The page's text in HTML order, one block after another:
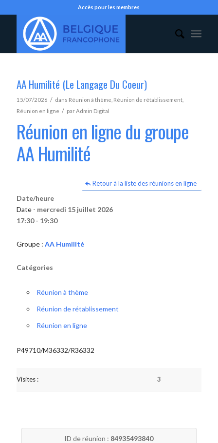
Accès pour les membres
AA Humilité (Le Langage Du Coeur)
15/07/2026 / dans Réunion à thème Réunion de rétablissement,
Réunion en ligne / parAdmin Digital
Réunion en ligne du groupe
AA Humilité
Retour à la liste des réunions en ligne
Date/heure
Date - mercredi 15 juillet 2026
17:30 - 19:30
Groupe : AA Humilité
Catégories
Réunion à thème
Réunion de rétablissement
Réunion en ligne
P49710/M36332/R36332
Visites : 3
ID de réunion : 84935493840